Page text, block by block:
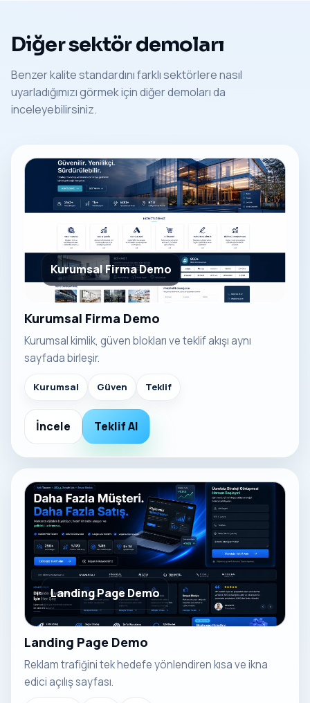
Diğer sektör demoları
Benzer kalite standardını farklı sektörlere nasıl
uyarladığımızı görmek için diğer demoları da
inceleyebilirsiniz.
Kurumsal Firma Demo
Kurumsal Firma Demo
Kurumsal kimlik, güven blokları ve teklif akışı aynı
sayfada birleşir.
Kurumsal Güven Teklif
İncele Teklif Al
Landing Page Demo
Landing Page Demo
Reklam trafiğini tek hedefe yönlendiren kısa ve ikna
edici açılış sayfası.